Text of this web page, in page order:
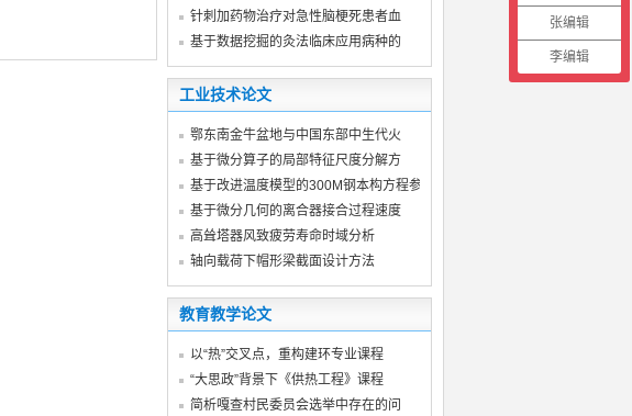
针刺加药物治疗对急性脑梗死患者血
基于数据挖掘的灸法临床应用病种的
工业技术论文
鄂东南金牛盆地与中国东部中生代火
基于微分算子的局部特征尺度分解方
基于改进温度模型的300M钢本构方程参
基于微分几何的离合器接合过程速度
高耸塔器风致疲劳寿命时域分析
轴向载荷下帽形梁截面设计方法
教育教学论文
以“热”交叉点，重构建环专业课程
“大思政”背景下《供热工程》课程
简析嘎查村民委员会选举中存在的问
张编辑
李编辑